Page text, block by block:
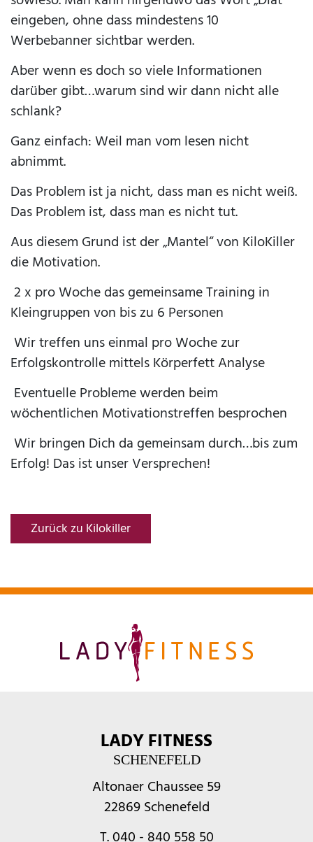
eingeben, ohne dass mindestens 10
Werbebanner sichtbar werden.
Aber wenn es doch so viele Informationen
darüber gibt…warum sind wir dann nicht alle
schlank?
Ganz einfach: Weil man vom lesen nicht
abnimmt.
Das Problem ist ja nicht, dass man es nicht weiß.
Das Problem ist, dass man es nicht tut.
Aus diesem Grund ist der „Mantel“ von KiloKiller
die Motivation.
2 x pro Woche das gemeinsame Training in
Kleingruppen von bis zu 6 Personen
Wir treffen uns einmal pro Woche zur
Erfolgskontrolle mittels Körperfett Analyse
Eventuelle Probleme werden beim
wöchentlichen Motivationstreffen besprochen
Wir bringen Dich da gemeinsam durch…bis zum
Erfolg! Das ist unser Versprechen!
Zurück zu Kilokiller
LADY FITNESS
SCHENEFELD
Altonaer Chaussee 59
22869 Schenefeld
T. 040 - 840 558 50